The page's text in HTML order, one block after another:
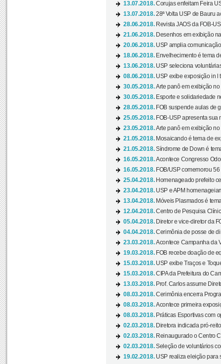
13.07.2018.Corujas enfeitam Feira
13.07.2018.28ª Volta USP de Bauru
28.06.2018. Revista JAOS da FOB-
21.06.2018. Desenhos em exibição
20.06.2018. USP amplia
18.06.2018. Envelhecimento é tema
13.06.2018. USP seleciona
08.06.2018. USP exibe exposição in l
30.05.2018.Arte panô em exibição no
30.05.2018. Esporte e solidariedade
28.05.2018. FOB suspende aulas de
25.05.2018. FOB-USP apresenta sua
23.05.2018.Arte panô em exibição no
21.05.2018. Mosaicando é tema de
21.05.2018.Síndrome de Down é
16.05.2018.Acontece Congresso
16.05.2018. FOB/USP comemorou
25.04.2018. Homenageado prefeito
23.04.2018. USP e APM
13.04.2018. Móveis Plasmados é
12.04.2018.Centro de Pesquisa
05.04.2018. Diretor e vice-diretor da
04.04.2018.Cerimônia de posse de
23.03.2018.Acontece Campanha da
19.03.2018. FOB recebe doação de
15.03.2018. USP exibe Traços e
15.03.2018.CIPA da Prefeitura do
13.03.2018. Prof. Carlos assume
08.03.2018.Cerimônia encerra
08.03.2018.Acontece primeira
08.03.2018. Práticas Esportivas com
02.03.2018. Diretora indicada pró-
02.03.2018. Reinaugurado o Centro
02.03.2018.Seleção de voluntários
19.02.2018. USP realiza eleição para